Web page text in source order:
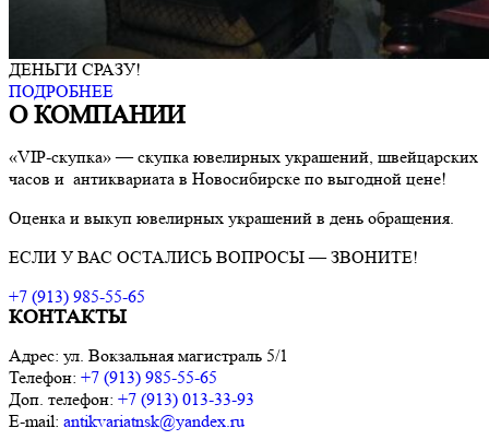
ДЕНЬГИ СРАЗУ!
ПОДРОБНЕЕ
О КОМПАНИИ
«VIP-скупка» — скупка ювелирных украшений, швейцарских
часов и антиквариата в Новосибирске по выгодной цене!
Оценка и выкуп ювелирных украшений в день обращения.
ЕСЛИ У ВАС ОСТАЛИСЬ ВОПРОСЫ — ЗВОНИТЕ!
+7 (913) 985-55-65
КОНТАКТЫ
Адрес: ул. Вокзальная магистраль 5/1
Телефон: +7 (913) 985-55-65
Доп. телефон: +7 (913) 013-33-93
E-mail: antikvariatnsk@yandex.ru